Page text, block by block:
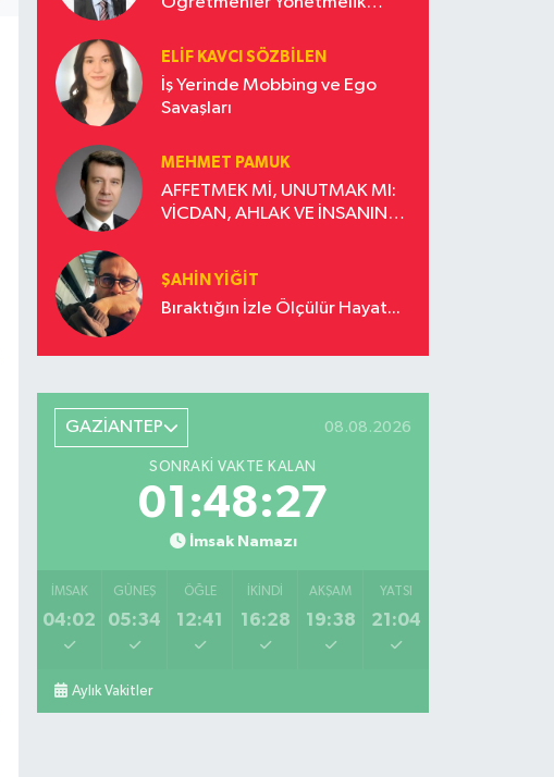
ELIF KAVCI SÖZBILEN
İş Yerinde Mobbing ve Ego
Savaşları
MEHMET PAMUK
AFFETMEK Mİ, UNUTMAK MI:
VİCDAN, AHLAK VE İNSANIN
ŞAHIN YIĞIT
Bıraktığın İzle Ölçülür Hayat...
GAZİANTEP 08.08.2026
SONRAKI VAKTE KALAN
01:48:27
İmsak Namazı
İMSAK
04:02
GÜNEŞ
05:34
ÖĞLE
12:41
İKINDI
16:28
AKŞAM
19:38
YATSI
21:04
Aylık Vakitler